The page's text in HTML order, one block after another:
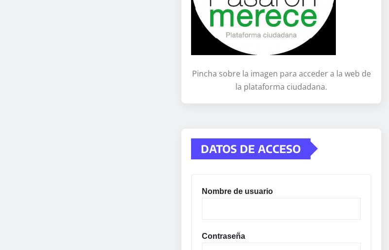
Pincha sobre la imagen para acceder a la web de
la plataforma ciudadana.
DATOS DE ACCESO
Nombre de usuario
Contraseña